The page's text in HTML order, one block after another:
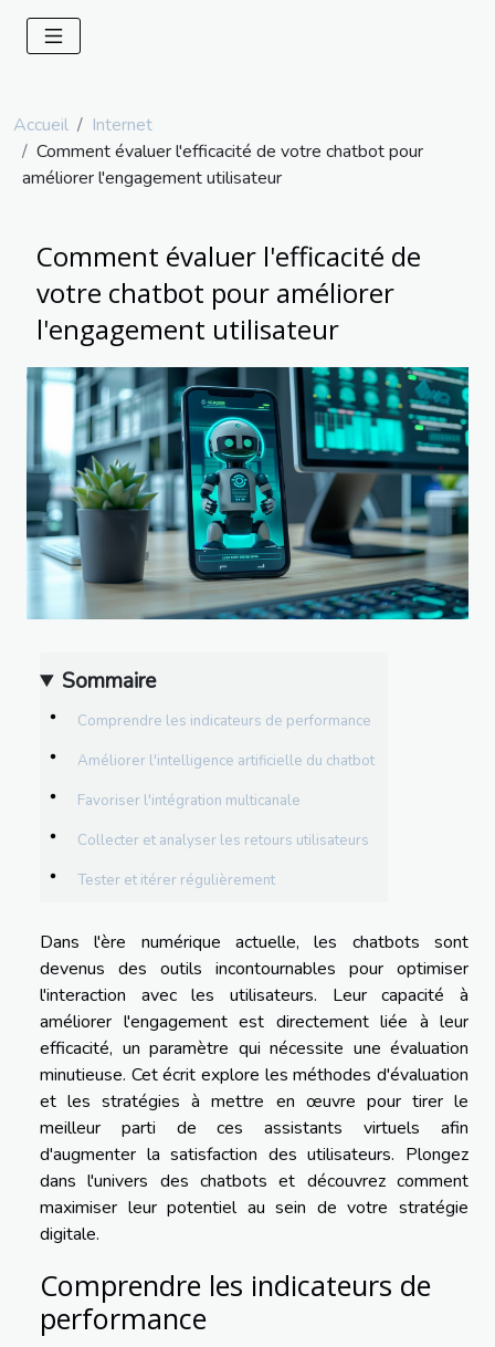
Accueil
Internet
Comment évaluer l'efficacité de votre chatbot pour
améliorer l'engagement utilisateur
Comment évaluer l'efficacité de
votre chatbot pour améliorer
l'engagement utilisateur
Sommaire
Comprendre les indicateurs de performance
Améliorer l'intelligence artificielle du chatbot
Favoriser l'intégration multicanale
Collecter et analyser les retours utilisateurs
Tester et itérer régulièrement
Dans l'ère numérique actuelle, les chatbots sont
devenus des outils incontournables pour optimiser
l'interaction avec les utilisateurs. Leur capacité à
améliorer l'engagement est directement liée à leur
efficacité, un paramètre qui nécessite une évaluation
minutieuse. Cet écrit explore les méthodes d'évaluation
et les stratégies à mettre en œuvre pour tirer le
meilleur parti de ces assistants virtuels afin
d'augmenter la satisfaction des utilisateurs. Plongez
dans l'univers des chatbots et découvrez comment
maximiser leur potentiel au sein de votre stratégie
digitale.
Comprendre les indicateurs de
performance